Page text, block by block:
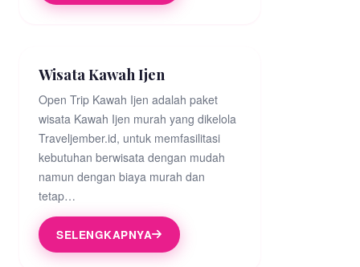
Wisata Kawah Ijen
Open Trip Kawah Ijen adalah paket
wisata Kawah Ijen murah yang dikelola
Traveljember.id, untuk memfasilitasi
kebutuhan berwisata dengan mudah
namun dengan biaya murah dan
tetap…
SELENGKAPNYA